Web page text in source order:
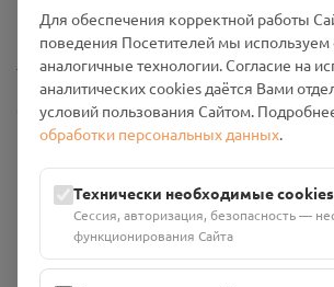
Промо-материалы
Настройки cookies
Общество с ограниченной
Проект Помним»
Юридический адрес: 216790, Смоленская
Руднянский, г. Рудня, улица Западная, д.
Номер счёта: 40702810901130004287 в
Кор. счёт: 30101810200000000593
Для обеспечения корректной работы
поведения Посетителей мы используем
аналогичные технологии. Согласие на
аналитических cookies даётся Вами
условий пользования Сайтом.
обработки персональных данных.
Технически необходимые cookies
Сессия, авторизация, безопасность —
функционирования Сайта